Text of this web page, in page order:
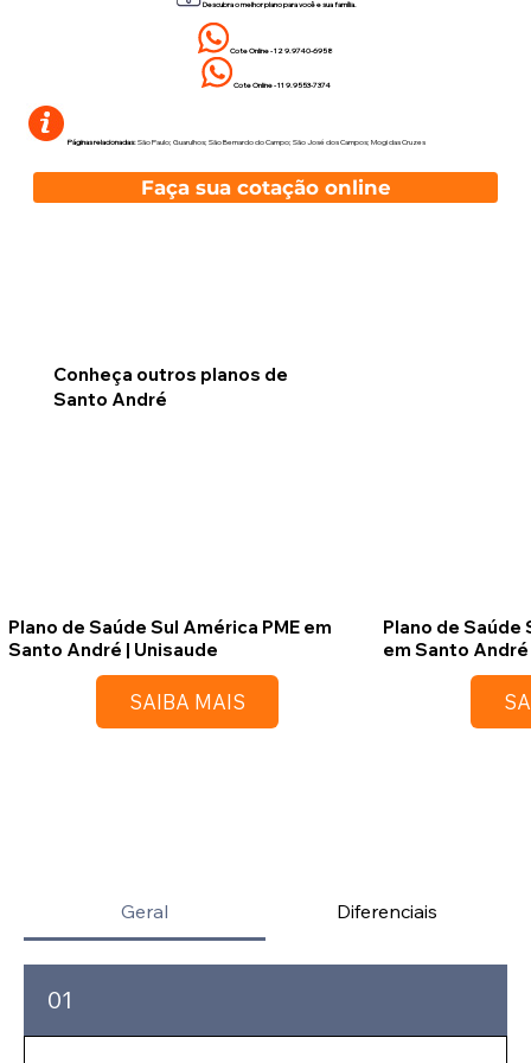
Faça sua cotação online
Descubra o melhor plano para você e sua família.
Cote Online - 12 9.9740-6958
Cote Online - 11 9.9553-7374
Páginas relacionadas:São Paulo;Guarulhos;São Bernardo do Campo;São José dos Campos;Mogi das Cruzes
Geral Diferenciais
01
Conheça outros planos de
Santo André
Plano de Saúde Sul América PME em
Santo André | Unisaude
SAIBA MAIS
Plano de Saúde
em Santo